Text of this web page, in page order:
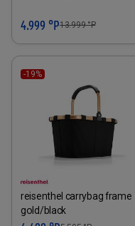
4.999 °P13.999°P
-19%
reisenthel carrybag frame
gold/black